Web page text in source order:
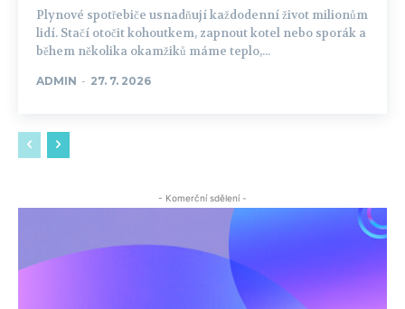
Plynové spotřebiče usnadňují každodenní život milionům
lidí. Stačí otočit kohoutkem, zapnout kotel nebo sporák a
během několika okamžiků máme teplo,...
ADMIN - 27. 7. 2026
- Komerční sdělení -